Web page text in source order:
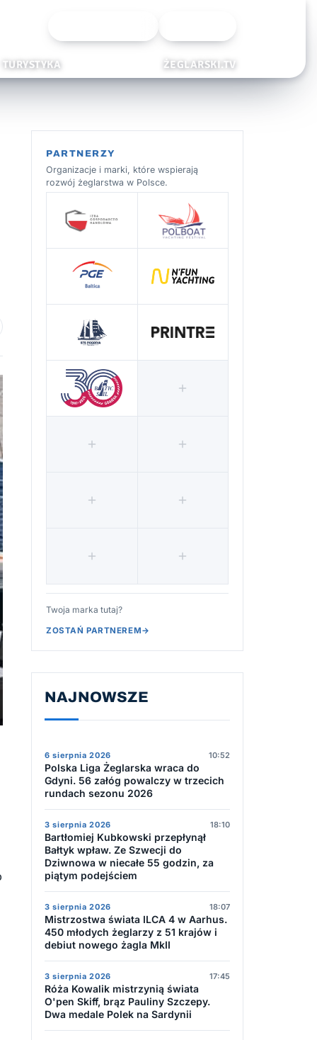
TURYSTYKA ŻEGLARSKI.TV
ulubionych
PARTNERZY
Organizacje i marki, które wspierają
rozwój żeglarstwa w Polsce.
Twoja marka tutaj?
ZOSTAŃ PARTNEREM→
NAJNOWSZE
6 sierpnia 2026 10:52
Polska Liga Żeglarska wraca do
Gdyni. 56 załóg powalczy w trzecich
rundach sezonu 2026
3 sierpnia 2026 18:10
Bartłomiej Kubkowski przepłynął
Bałtyk wpław. Ze Szwecji do
Dziwnowa w niecałe 55 godzin, za
piątym podejściem
3 sierpnia 2026 18:07
Mistrzostwa świata ILCA 4 w Aarhus.
450 młodych żeglarzy z 51 krajów i
debiut nowego żagla MkII
3 sierpnia 2026 17:45
Róża Kowalik mistrzynią świata
O'pen Skiff, brąz Pauliny Szczepy.
Dwa medale Polek na Sardynii